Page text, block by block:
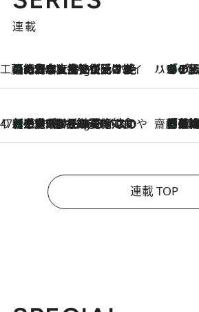
連載
工藤まやのおもてなしハワイ
10 Hours Ago
【ハワイ土産】ローカルの絶大な支持で復活！ 絶品の幻クッキー《元ファンの日本人女性が受け継いだ名店》 ハワイ賢者 リサのお気に入りリスト10
あの伝説の限定トー
47都道府県の手みやげ ひんやりスイーツで夏を満喫
10 Hours Ago
【三重県】この夏絶対食べたい 冷やしておいしいおやつ3選 お餅×アイスの新感覚スイーツ 齋藤 薫
10
「荷物が増えるほど旅ストレスは増す」美容ジャーナリストがたどり着いた最終結論。“化粧品を劇的に減らす”感動
連載 TOP